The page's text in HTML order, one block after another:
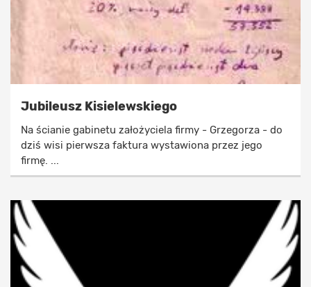
Jubileusz Kisielewskiego
Na ścianie gabinetu założyciela firmy - Grzegorza - do
dziś wisi pierwsza faktura wystawiona przez jego
firmę. ...